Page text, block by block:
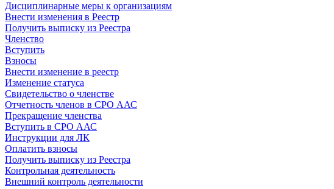
Дисциплинарные меры к организациям
Внести изменения в Реестр
Получить выписку из Реестра
Членство
Вступить
Взносы
Внести изменение в реестр
Изменение статуса
Свидетельство о членстве
Отчетность членов в СРО ААС
Прекращение членства
Вступить в СРО ААС
Инструкции для ЛК
Оплатить взносы
Получить выписку из Реестра
Контрольная деятельность
Внешний контроль деятельности